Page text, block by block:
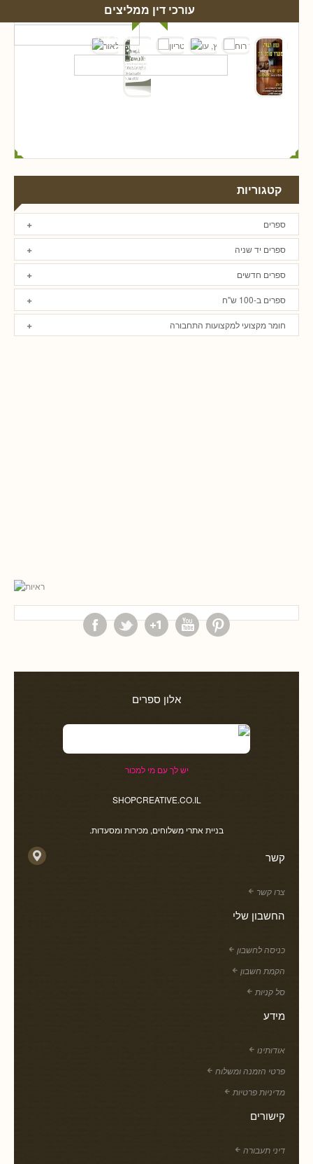
עורכי דין ממליצים
קטגוריות
ספרים
ספרים יד שניה
ספרים חדשים
ספרים ב-100 ש"ח
חומר מקצועי למקצועות התחבורה
אלון ספרים
יש לך עם מי למכור
SHOPCREATIVE.CO.IL
בניית אתרי משלוחים, מכירות ומסעדות.
קשר
צרו קשר
החשבון שלי
כניסה לחשבון
הקמת חשבון
סל קניות
מידע
אודותינו
פרטי הזמנה ומשלוח
מדיניות פרטיות
קישורים
דיני תעבורה